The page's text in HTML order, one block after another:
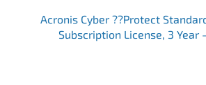
Acronis Cyber ??Protect
Subscription License, 3 Year